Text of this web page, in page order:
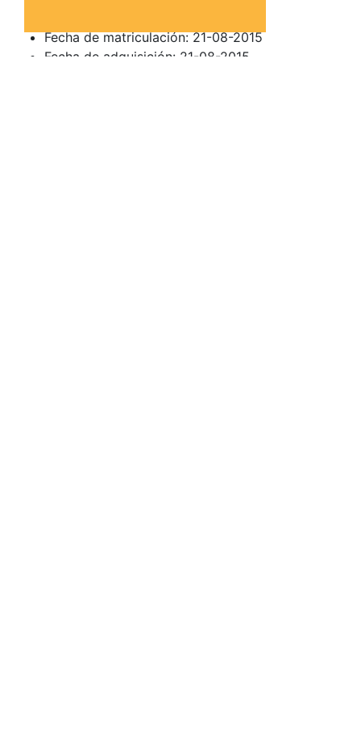
Fecha de matriculación: 21-08-2015
Fecha de adquisición: 21-08-2015